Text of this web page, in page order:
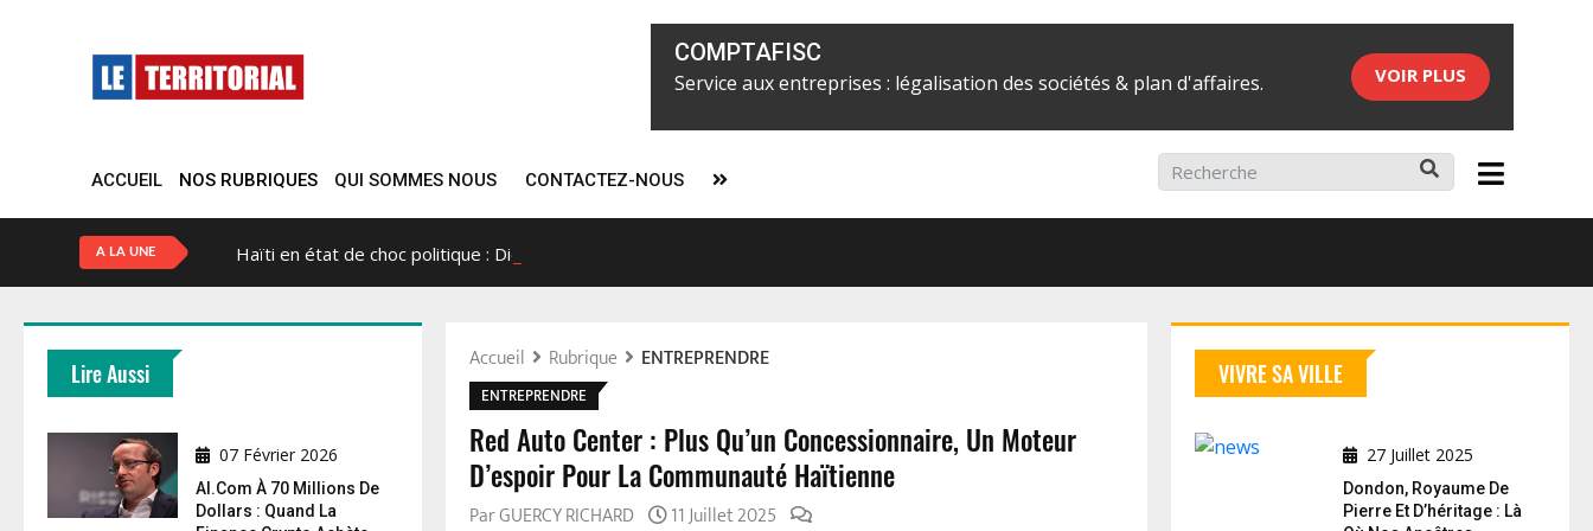
COMPTAFISC
Service aux entreprises : légalisation des sociétés & plan d'affaires. VOIR PLUS
ACCUEIL NOS RUBRIQUES QUI SOMMES NOUS CONTACTEZ-NOUS
A LA UNE Haïti en état de choc politique : Didier Alix Fils-Aimé concentrerait tous les pouvoirs à partir du 7 février 2026
Accueil Rubrique ENTREPRENDRE
ENTREPRENDRE
Red Auto Center : Plus Qu’un Concessionnaire, Un Moteur
D’espoir Pour La Communauté Haïtienne
Par GUERCY RICHARD 11 Juillet 2025
Lire Aussi
07 Février 2026
AI.com À 70 Millions De
Dollars : Quand La
VIVRE SA VILLE
27 Juillet 2025
Dondon, Royaume De
Pierre Et D’héritage : Là